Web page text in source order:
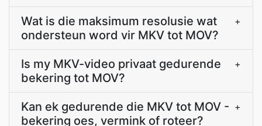
Wat is die maksimum resolusie wat
ondersteun word vir MKV tot MOV?
+
Is my MKV-video privaat gedurende
bekering tot MOV?
+
Kan ek gedurende die MKV tot MOV -
bekering oes, vermink of roteer?
+